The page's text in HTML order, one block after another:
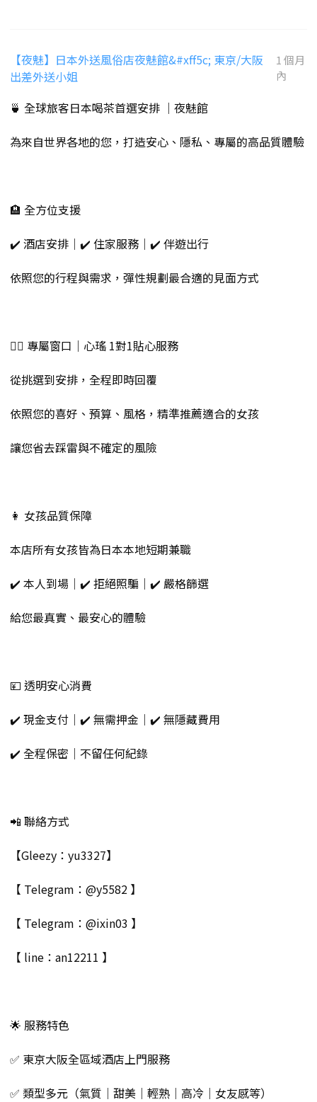
【夜魅】日本外送風俗店夜魅館&#xff5c; 東京/大阪
出差外送小姐
1 個月
內
🍵 全球旅客日本喝茶首選安排 ｜夜魅館
為來自世界各地的您，打造安心、隱私、專屬的高品質體驗
🏨 全方位支援
✔️ 酒店安排｜✔️ 住家服務｜✔️ 伴遊出行
依照您的行程與需求，彈性規劃最合適的見面方式
💁‍♀️ 專屬窗口｜心瑤 1對1貼心服務
從挑選到安排，全程即時回覆
依照您的喜好、預算、風格，精準推薦適合的女孩
讓您省去踩雷與不確定的風險
👩 女孩品質保障
本店所有女孩皆為日本本地短期兼職
✔️ 本人到場｜✔️ 拒絕照騙｜✔️ 嚴格篩選
給您最真實、最安心的體驗
💴 透明安心消費
✔️ 現金支付｜✔️ 無需押金｜✔️ 無隱藏費用
✔️ 全程保密｜不留任何紀錄
📲 聯絡方式
【Gleezy：yu3327】
【 Telegram：@y5582 】
【 Telegram：@ixin03 】
【 line：an12211 】
🌟 服務特色
✅ 東京大阪全區域酒店上門服務
✅ 類型多元（氣質｜甜美｜輕熟｜高冷｜女友感等）